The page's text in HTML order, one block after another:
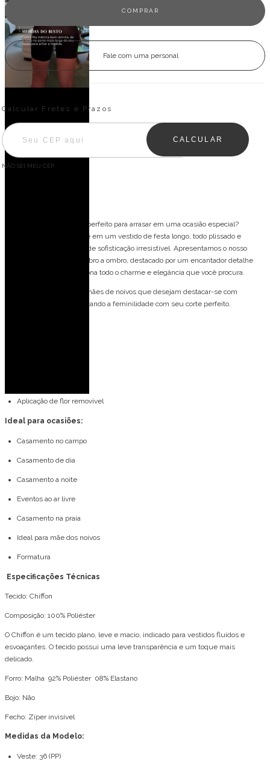
Fale com uma personal
Entregas para o CEP:
Calcular Fretes e Prazos
CALCULAR
NÃO SEI MEU CEP
O Vestido de festa longo, perfeito para arrasar em uma ocasião especial?
Imagine-se deslumbrante em um vestido de festa longo, todo plissado e
elegante, com um toque de sofisticação irresistível. Apresentamos o nosso
deslumbrante vestido ombro a ombro, destacado por um encantador detalhe
floral no ombro, que adiciona todo o charme e elegância que você procura.
Este vestido é ideal para mães de noivos que desejam destacar-se com
elegância e glamour, realçando a feminilidade com seu corte perfeito.
Aplicação de flor removivel
Ideal para ocasiões:
Casamento no campo
Casamento de dia
Casamento a noite
Eventos ao ar livre
Casamento na praia
Ideal para mãe dos noivos
Formatura
Especificações Técnicas
Tecido: Chiffon
Composição: 100% Poliéster
O Chiffon é um tecido plano, leve e macio, indicado para vestidos fluídos e
esvoaçantes. O tecido possui uma leve transparência e um toque mais
delicado.
Forro: Malha 92% Poliéster 08% Elastano
Bojo: Não
Fecho: Zíper invisível
Medidas da Modelo:
Veste: 36 (PP)